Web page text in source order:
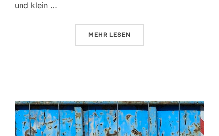
und klein …
MEHR ÜBER „100 JAHRE EDEKA – TEIL
LESEN